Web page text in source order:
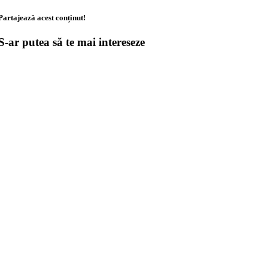
acest conținut!
ar putea să te mai intereseze